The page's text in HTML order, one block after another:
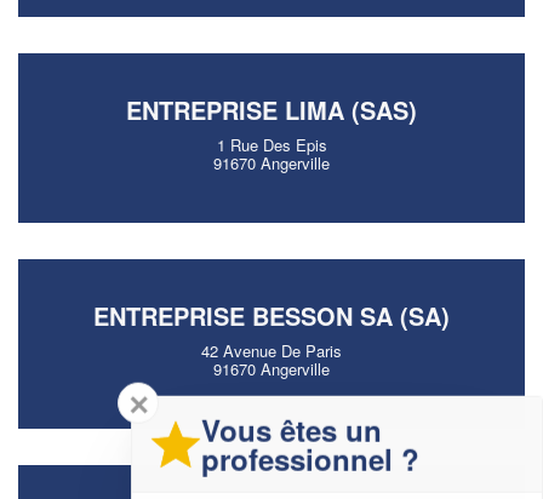
ENTREPRISE LIMA (SAS)
1 Rue Des Epis
91670 Angerville
ENTREPRISE BESSON SA (SA)
42 Avenue De Paris
91670 Angerville
✕
Vous êtes un
professionnel ?